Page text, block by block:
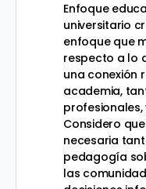
Enfoque
universitario
enfoque que
respecto a lo
una conexión
academia,
Considero
necesaria
pedagogía
las